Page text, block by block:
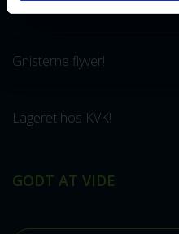
Præsentation af de nye
Gnisterne flyver!
Lageret hos KVK!
GODT AT VIDE